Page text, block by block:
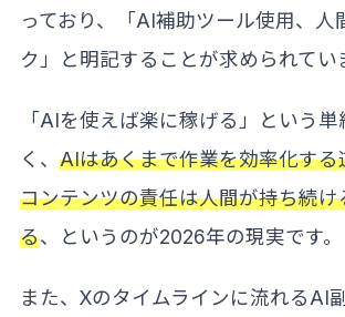
っており、「AI補助ツール使用、人
ク」と明記することが求められてい
「AIを使えば楽に稼げる」という
く、 AIはあくまで作業を効率化する
コンテンツの責任は人間が持ち続け
る、というのが2026年の現実です。
また、Xのタイムラインに流れるAI